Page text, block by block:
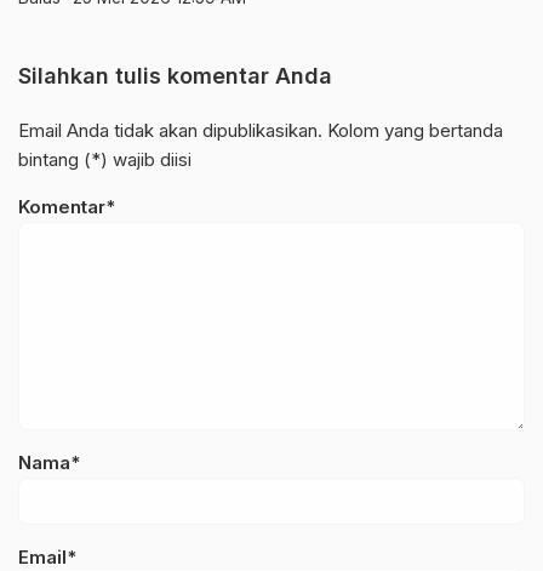
Silahkan tulis komentar Anda
Email Anda tidak akan dipublikasikan. Kolom yang bertanda
bintang (*) wajib diisi
Komentar*
Nama*
Email*